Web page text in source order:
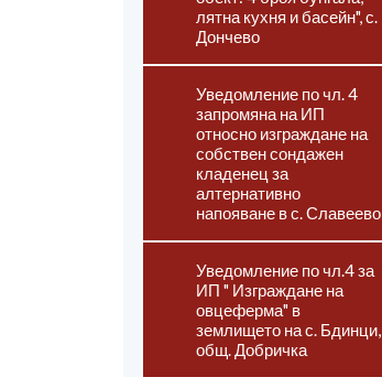
лятна кухня и басейн", с.
Дончево
Уведомление по чл. 4
запромяна на ИП
относно изграждане на
собствен сондажен
кладенец за
алтернативно
напояване в с. Славеево
Уведомление по чл.4 за
ИП " Изграждане на
овцеферма" в
землището на с. Бдинци,
общ. Добричка